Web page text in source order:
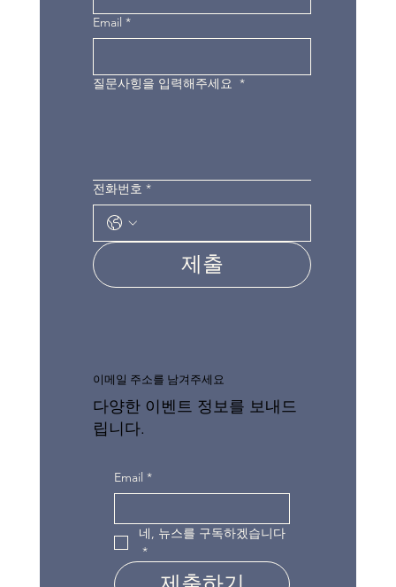
이메일 주소를 남겨주세요
다양한 이벤트 정보를 보내드
립니다.
Email *
네, 뉴스를 구독하겠습니다
*
Email *
질문사힝을 입력해주세요 *
전화번호 *
제출